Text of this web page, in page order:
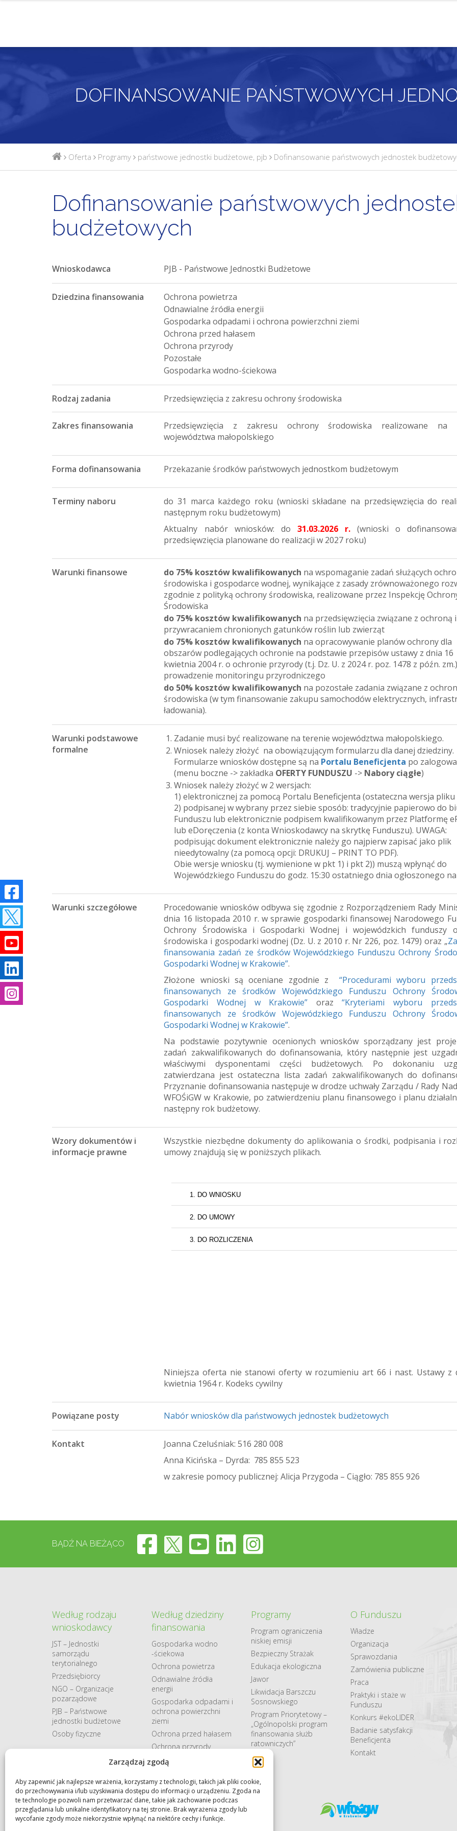
Zarządzaj zgodą
Aby zapewnić jak najlepsze wrażenia, korzystamy z technologii, takich jak pliki cookie,
do przechowywania i/lub uzyskiwania dostępu do informacji o urządzeniu. Zgoda na
te technologie pozwoli nam przetwarzać dane, takie jak zachowanie podczas
przeglądania lub unikalne identyfikatory na tej stronie. Brak wyrażenia zgody lub
wycofanie zgody może niekorzystnie wpłynąć na niektóre cechy i funkcje.
Oferta Programy państwowe jednostki budżetowe, pjb Dofinansowanie państwowych jednostek
Dofinansowanie państwowych
budżetowych
Wnioskodawca PJB - Państwowe Jednostki Budżetowe
Dziedzina finansowania
Ochrona powietrza
Odnawialne źródła energii
Gospodarka odpadami i ochrona powierzchni ziemi
Ochrona przed hałasem
Ochrona przyrody
Pozostałe
Gospodarka wodno-ściekowa
Rodzaj zadania Przedsięwzięcia z zakresu ochrony środowiska
Zakres finansowania
Przedsięwzięcia z zakresu ochrony środowiska realizowane na
województwa małopolskiego
Forma dofinansowania Przekazanie środków państwowych jednostkom budżetowym
Terminy naboru
do 31 marca każdego roku (wnioski składane na przedsięwzięcia do
następnym roku budżetowym)
Aktualny nabór wniosków: do 31.03.2026 r. (wnioski o
przedsięwzięcia planowane do realizacji w 2027 roku)
Warunki finansowe do 75% kosztów kwalifikowanych na wspomaganie zadań służących
środowiska i gospodarce wodnej, wynikające z zasady zrównoważonego
zgodnie z polityką ochrony środowiska, realizowane przez Inspekcję
Środowiska
do 75% kosztów kwalifikowanych na przedsięwzięcia związane z ochroną i
przywracaniem chronionych gatunków roślin lub zwierząt
do 75% kosztów kwalifikowanych na opracowywanie planów ochrony dla
obszarów podlegających ochronie na podstawie przepisów ustawy z dnia 16
kwietnia 2004 r. o ochronie przyrody (t.j. Dz. U. z 2024 r. poz. 1478 z późn.
prowadzenie monitoringu przyrodniczego
do 50% kosztów kwalifikowanych na pozostałe zadania związane z
środowiska (w tym finansowanie zakupu samochodów elektrycznych,
ładowania).
Warunki podstawowe
formalne
Zadanie musi być realizowane na terenie województwa małopolskiego.
Wniosek należy złożyć na obowiązującym formularzu dla danej dziedziny.
Formularze wniosków dostępne są na Portalu Beneficjenta po
(menu boczne -> zakładka OFERTY FUNDUSZU -> Nabory ciągłe)
Wniosek należy złożyć w 2 wersjach:
1) elektronicznej za pomocą Portalu Beneficjenta (ostateczna wersja pliku
2) podpisanej w wybrany przez siebie sposób: tradycyjnie papierowo do
Funduszu lub elektronicznie podpisem kwalifikowanym przez Platformę
lub eDoręczenia (z konta Wnioskodawcy na skrytkę Funduszu). UWAGA:
podpisując dokument elektronicznie należy go najpierw zapisać jako plik
nieedytowalny (za pomocą opcji: DRUKUJ – PRINT TO PDF).
Obie wersje wniosku (tj. wymienione w pkt 1) i pkt 2)) muszą wpłynąć do
Wojewódzkiego Funduszu do godz. 15:30 ostatniego dnia ogłoszonego
Warunki szczegółowe
Procedowanie wniosków odbywa się zgodnie z Rozporządzeniem Rady
dnia 16 listopada 2010 r. w sprawie gospodarki finansowej Narodowego
Ochrony Środowiska i Gospodarki Wodnej i wojewódzkich funduszy
środowiska i gospodarki wodnej (Dz. U. z 2010 r. Nr 226, poz. 1479) oraz „
finansowania zadań ze środków Wojewódzkiego Funduszu Ochrony
Gospodarki Wodnej w Krakowie”.
Złożone wnioski są oceniane zgodnie z “Procedurami wyboru
finansowanych ze środków Wojewódzkiego Funduszu Ochrony
Gospodarki Wodnej w Krakowie” oraz“Kryteriami wyboru
finansowanych ze środków Wojewódzkiego Funduszu Ochrony
Gospodarki Wodnej w Krakowie”.
Na podstawie pozytywnie ocenionych wniosków sporządzany jest
zadań zakwalifikowanych do dofinansowania, który następnie jest
właściwymi dysponentami części budżetowych. Po dokonaniu
zatwierdzana jest ostateczna lista zadań zakwalifikowanych do
Przyznanie dofinansowania następuje w drodze uchwały Zarządu / Rady
WFOŚiGW w Krakowie, po zatwierdzeniu planu finansowego i planu
następny rok budżetowy.
Wzory dokumentów i
informacje prawne
Wszystkie niezbędne dokumenty do aplikowania o środki, podpisania i
umowy znajdują się w poniższych plikach.
Niniejsza oferta nie stanowi oferty w rozumieniu art 66 i nast. Ustawy z
kwietnia 1964 r. Kodeks cywilny
Powiązane posty Nabór wniosków dla państwowych jednostek budżetowych
Kontakt
Joanna Czeluśniak: 516 280 008
Anna Kicińska – Dyrda: 785 855 523
w zakresie pomocy publicznej: Alicja Przygoda – Ciągło: 785 855 926
BĄDŹ NA BIEŻĄCO
Według rodzaju
wnioskodawcy
JST – Jednostki
samorządu
terytorialnego
Przedsiębiorcy
NGO – Organizacje
pozarządowe
PJB – Państwowe
jednostki budżetowe
Osoby fizyczne
Według dziedziny
finansowania
Gospodarka​ wodno​
-ściekowa
Ochrona powietrza
Odnawialne​ źródła​
energii
Gospodarka odpadami i
ochrona powierzchni
ziemi
Ochrona przed hałasem
Ochrona przyrody
Pozostałe
Programy
Program ograniczenia
niskiej emisji
Bezpieczny Strażak
Edukacja ekologiczna
Jawor
Likwidacja Barszczu
Sosnowskiego
Program Priorytetowy –
„Ogólnopolski program
finansowania służb
ratowniczych”
O Funduszu
Władze
Organizacja
Sprawozdania
Zamówienia publiczne
Praca
Praktyki i staże w
Funduszu
Konkurs #ekoLIDER
Badanie satysfakcji
Beneficjenta
Kontakt